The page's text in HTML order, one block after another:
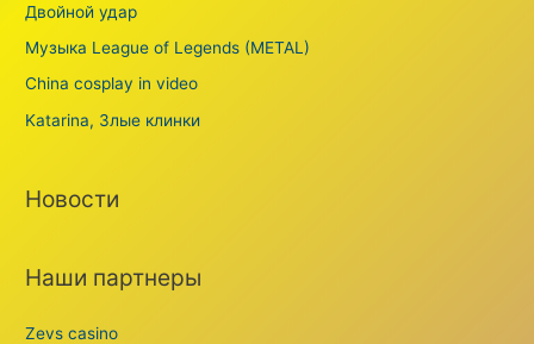
Двойной удар
Музыка League of Legends (METAL)
China cosplay in video
Katarina, Злые клинки
Новости
Наши партнеры
Zevs casino